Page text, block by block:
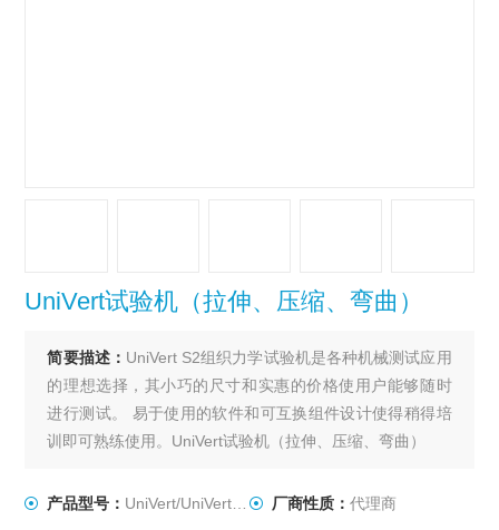
UniVert试验机（拉伸、压缩、弯曲）
简要描述： UniVert S2组织力学试验机是各种机械测试应用
的理想选择，其小巧的尺寸和实惠的价格使用户能够随时
进行测试。 易于使用的软件和可互换组件设计使得稍得培
训即可熟练使用。UniVert试验机（拉伸、压缩、弯曲）
的情况下可进行牵张、压缩和弯曲测试。 各种夹具和夹具
产品型号： UniVert/UniVert S2/1000N 厂商性质： 代理商